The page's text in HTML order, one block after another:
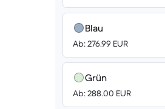
Blau
Ab: 276.99 EUR
Grün
Ab: 288.00 EUR